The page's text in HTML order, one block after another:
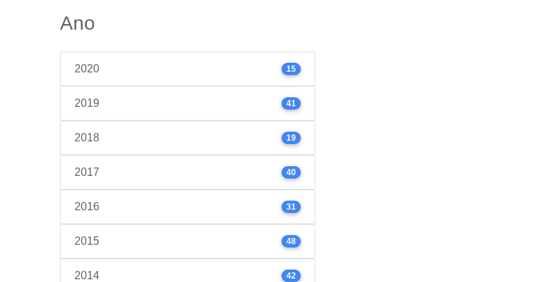
Ano
2020 15
2019 41
2018 19
2017 40
2016 31
2015 48
2014 42